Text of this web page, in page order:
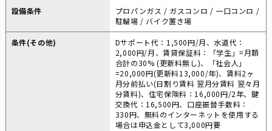
設備条件
プロパンガス / ガスコンロ / 一口コンロ /
駐輪場 / バイク置き場
条件(その他)
Dサポート代：1,500円/月、水道代：
2,000円/月、賃貸保証料：「学生」=月額
合計の30% (更新料無し)、「社会人」
=20,000円(更新料13,000/年)、賃料2ヶ
月分前払い(日割り賃料 翌月分賃料 翌々月
分賃料)、住宅保険料：16,000円/2年、鍵
交換代：16,500円、口座振替手数料：
330円、無料のインターネットを使用する
場合は申込金として3,000円要